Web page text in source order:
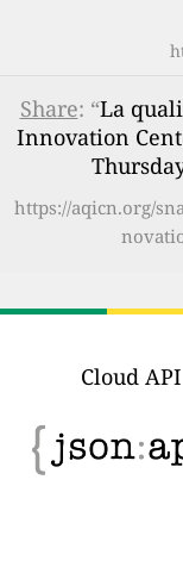
Share: “La
Innovation
https://aqicn.org/
Cloud API